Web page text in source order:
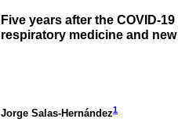
Five years after the COVID-
respiratory medicine and
Jorge Salas-Hernández1